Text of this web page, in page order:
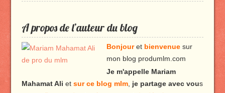
A propos de l’auteur du blog
Bonjouret bienvenuesur
mon blog produmlm.com
Je m'appelle Mariam
Mahamat Ali et sur ce blog mlm, je partage avec vous